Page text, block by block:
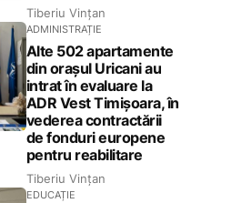
Tiberiu Vințan
ADMINISTRAȚIE
Alte 502 apartamente
din orașul Uricani au
intrat în evaluare la
ADR Vest Timișoara, în
vederea contractării
de fonduri europene
pentru reabilitare
Tiberiu Vințan
EDUCAȚIE